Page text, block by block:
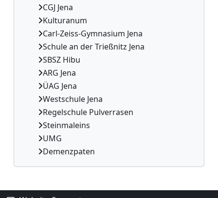
CGJ Jena
Kulturanum
Carl-Zeiss-Gymnasium Jena
Schule an der Trießnitz Jena
SBSZ Hibu
ARG Jena
ÜAG Jena
Westschule Jena
Regelschule Pulverrasen
Steinmaleins
UMG
Demenzpaten
Ergänzungsblöcke